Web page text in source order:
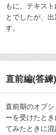
もに、テキス
とでしたが、
す。
直前編(答
直前期のオプ
ーを受けたと
てみたときに